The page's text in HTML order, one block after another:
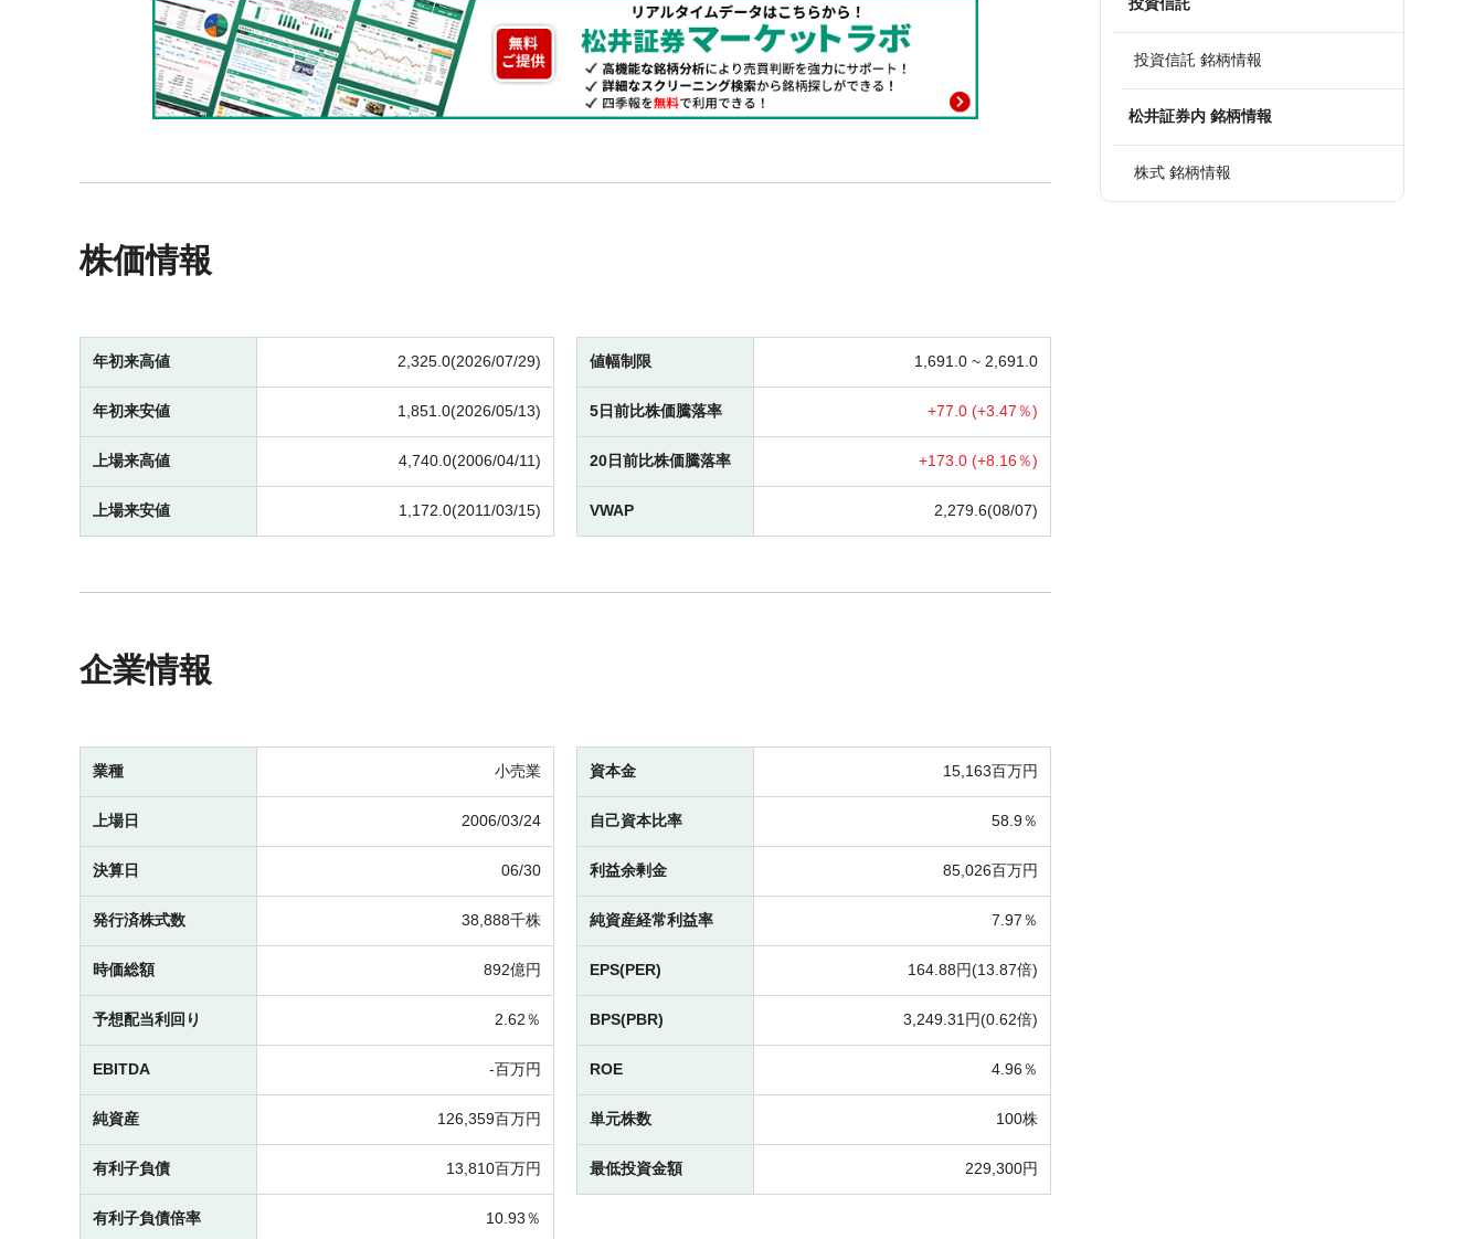
株価情報
年初来高値 2,325.0(2026/07/29)
年初来安値 1,851.0(2026/05/13)
上場来高値 4,740.0(2006/04/11)
上場来安値 1,172.0(2011/03/15)
値幅制限 1,691.0 ~ 2,691.0
5日前比株価騰落率 +77.0 (+3.47％)
20日前比株価騰落率 +173.0 (+8.16％)
VWAP 2,279.6(08/07)
企業情報
業種 小売業
上場日 2006/03/24
決算日 06/30
発行済株式数 38,888千株
時価総額 892億円
予想配当利回り 2.62％
EBITDA -百万円
純資産 126,359百万円
有利子負債 13,810百万円
有利子負債倍率 10.93％
資本金 15,163百万円
自己資本比率 58.9％
利益余剰金 85,026百万円
純資産経常利益率 7.97％
EPS(PER) 164.88円(13.87倍)
BPS(PBR) 3,249.31円(0.62倍)
ROE 4.96％
単元株数 100株
最低投資金額 229,300円
投資信託 銘柄情報
松井証券内 銘柄情報
株式 銘柄情報